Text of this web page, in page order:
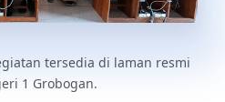
tersedia di laman resmi
1 Grobogan.